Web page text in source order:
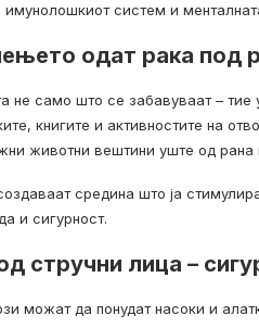
имунолошкиот систем и
одат рака под
не само што се забавуваат –
книгите и активностите на
животни вештини уште од рана
средина што ја
и сигурност.
стручни лица –
можат да понудат насоки и